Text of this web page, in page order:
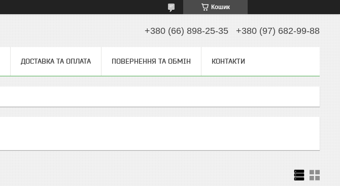
Кошик
+380 (66) 898-25-35 +380 (97) 682-99-88
ДОСТАВКА ТА ОПЛАТА ПОВЕРНЕННЯ ТА ОБМІН КОНТАКТИ